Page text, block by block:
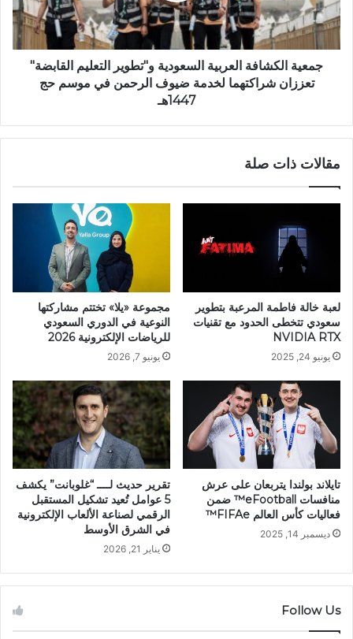
جمعية الكشافة العربية السعودية و"تطوير التعليم القابضة"
تعززان شراكتهما لخدمة ضيوف الرحمن في موسم حج
1447هـ
مقالات ذات صلة
لعبة خالة فاطمة المرعبة بتطوير
سعودي تتخطى الحدود مع تقنيات
NVIDIA RTX
يونيو 24, 2025
مجموعة «يلا» تختتم مشاركتها
النوعية في الدوري السعودي
للرياضات الإلكترونية 2026
يونيو 7, 2026
تايلاند بولندا يتربعان على عرش
منافسات eFootball™ ضمن
فعاليات كأس العالم FIFAe™
ديسمبر 14, 2025
تقرير حديث لــــ “غلوبانت” يكشف
5 عوامل تُعيد تشكيل المستقبل
الرقمي لصناعة الألعاب الإلكترونية
في الشرق الأوسط
يناير 21, 2026
Follow Us